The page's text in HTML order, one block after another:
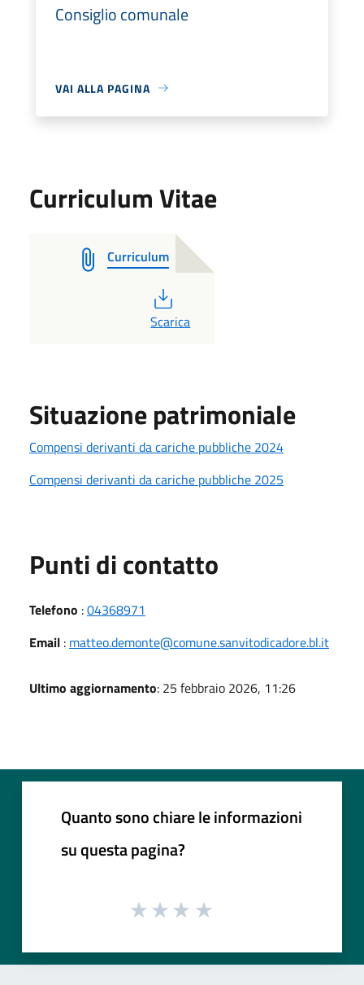
Consiglio comunale
VAI ALLA PAGINA
Curriculum Vitae
Curriculum
PDF
Scarica
Situazione patrimoniale
Compensi derivanti da cariche pubbliche 2024
Compensi derivanti da cariche pubbliche 2025
Punti di contatto
Telefono :04368971
Email : matteo.demonte@comune.sanvitodicadore.bl.it
Ultimo aggiornamento: 25 febbraio 2026, 11:26
Quanto sono chiare le informazioni
su questa pagina?